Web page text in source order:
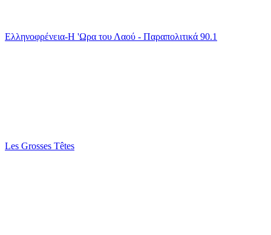
Ελληνοφρένεια-Η 'Ωρα του Λαού - Παραπολιτικά 90.1
Les Grosses Têtes